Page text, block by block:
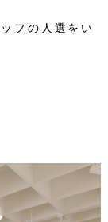
フの人選をい